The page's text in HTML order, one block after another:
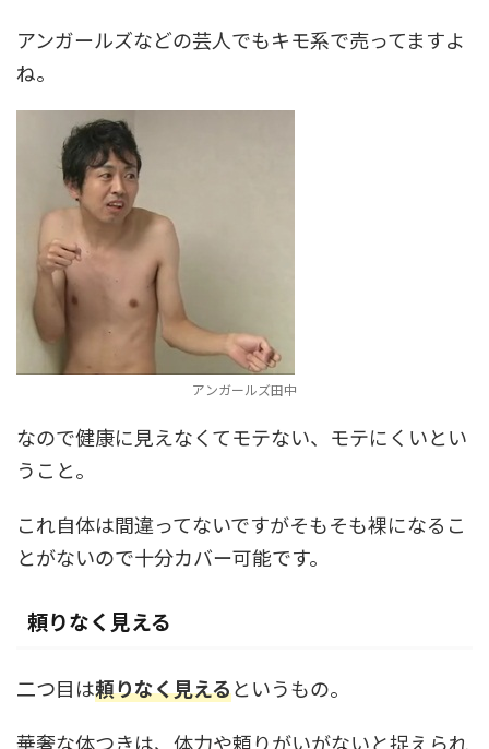
アンガールズなどの芸人でもキモ系で売ってますよ
ね。
アンガールズ田中
なので健康に見えなくてモテない、モテにくいとい
うこと。
これ自体は間違ってないですがそもそも裸になるこ
とがないので十分カバー可能です。
頼りなく見える
二つ目は頼りなく見えるというもの。
華奢な体つきは、体力や頼りがいがないと捉えられ